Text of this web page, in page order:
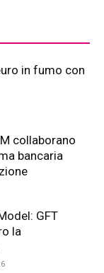
in fumo con
collaborano
bancaria
GFT
la